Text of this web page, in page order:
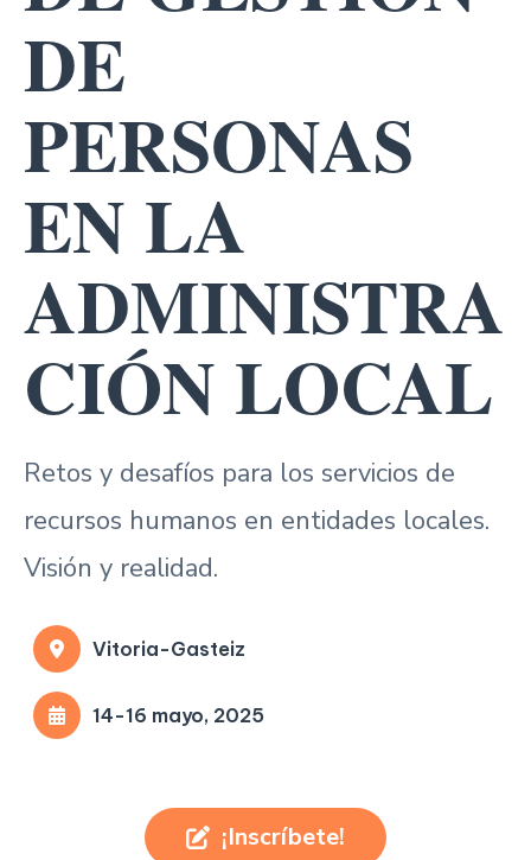
DE
PERSONAS
EN LA
ADMINISTRA
CIÓN LOCAL
Retos y desafíos para los servicios de
recursos humanos en entidades locales.
Visión y realidad.
Vitoria-Gasteiz
14-16 mayo, 2025
¡Inscríbete!